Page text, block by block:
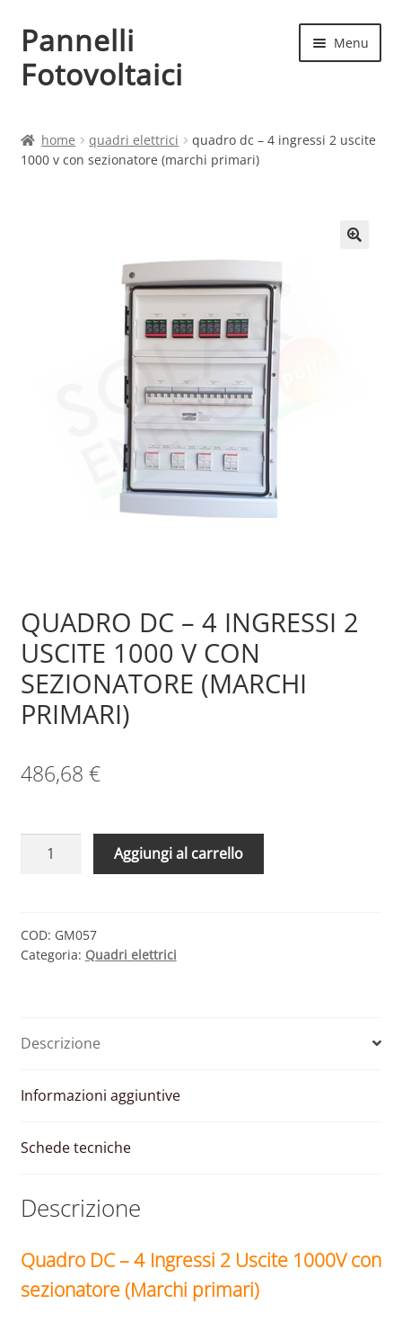
Vai
alla
navigazione
Vai
al
contenuto
Pannelli
Fotovoltaici
Menu
Cart
home quadri elettrici
quadro dc – 4 ingressi 2 uscite
1000 v con sezionatore (marchi primari)
QUADRO DC – 4 INGRESSI 2
USCITE 1000 V CON
SEZIONATORE (MARCHI
PRIMARI)
486,68 €
QUADRO
INGRESSI
2
CON
(MARCHI
Aggiungi al carrello
COD: GM057
Categoria: Quadri elettrici
Descrizione
Informazioni aggiuntive
Schede tecniche
Descrizione
Quadro DC – 4 Ingressi 2 Uscite 1000V con
sezionatore (Marchi primari)